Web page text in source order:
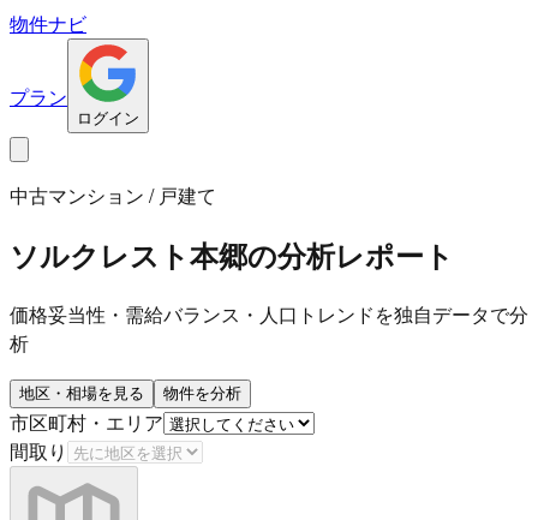
物件ナビ
プラン
ログイン
中古マンション / 戸建て
ソルクレスト本郷の分析レポート
価格妥当性・需給バランス・人口トレンドを独自データで分
析
地区・相場を見る 物件を分析
市区町村・エリア
間取り